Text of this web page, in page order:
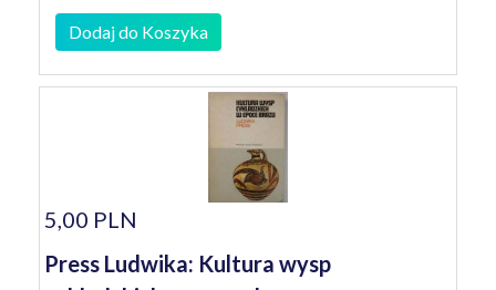
Dodaj do Koszyka
5,00 PLN
Press Ludwika: Kultura wysp